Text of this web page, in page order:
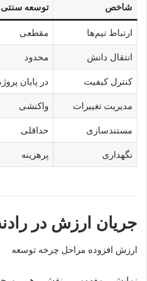
شاخص توسعه سنتی
ارتباط تیم‌ها مقطعی
انتقال دانش محدود
کنترل کیفیت در پایان
مدیریت تغییرات واکنشی
مستندسازی حداقلی
نگهداری پرهزینه
جریان ارزش در
ارزش افزوده مراحل چرخه توسعه